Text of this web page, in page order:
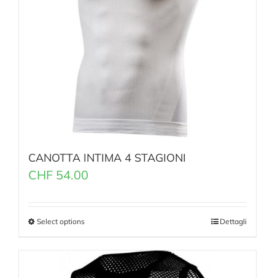
CANOTTA INTIMA 4 STAGIONI
CHF 54.00
Select options Dettagli